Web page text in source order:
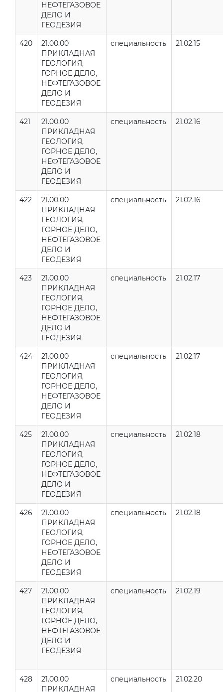
НЕФТЕГАЗОВОЕ
ДЕЛО И
ГЕОДЕЗИЯ
420
21.00.00
ПРИКЛАДНАЯ
ГЕОЛОГИЯ,
ГОРНОЕ ДЕЛО,
НЕФТЕГАЗОВОЕ
ДЕЛО И
ГЕОДЕЗИЯ
специальность 21.02.15
421
21.00.00
ПРИКЛАДНАЯ
ГЕОЛОГИЯ,
ГОРНОЕ ДЕЛО,
НЕФТЕГАЗОВОЕ
ДЕЛО И
ГЕОДЕЗИЯ
специальность 21.02.16
422
21.00.00
ПРИКЛАДНАЯ
ГЕОЛОГИЯ,
ГОРНОЕ ДЕЛО,
НЕФТЕГАЗОВОЕ
ДЕЛО И
ГЕОДЕЗИЯ
специальность 21.02.16
423
21.00.00
ПРИКЛАДНАЯ
ГЕОЛОГИЯ,
ГОРНОЕ ДЕЛО,
НЕФТЕГАЗОВОЕ
ДЕЛО И
ГЕОДЕЗИЯ
специальность 21.02.17
424
21.00.00
ПРИКЛАДНАЯ
ГЕОЛОГИЯ,
ГОРНОЕ ДЕЛО,
НЕФТЕГАЗОВОЕ
ДЕЛО И
ГЕОДЕЗИЯ
специальность 21.02.17
425
21.00.00
ПРИКЛАДНАЯ
ГЕОЛОГИЯ,
ГОРНОЕ ДЕЛО,
НЕФТЕГАЗОВОЕ
ДЕЛО И
ГЕОДЕЗИЯ
специальность 21.02.18
426
21.00.00
ПРИКЛАДНАЯ
ГЕОЛОГИЯ,
ГОРНОЕ ДЕЛО,
НЕФТЕГАЗОВОЕ
ДЕЛО И
ГЕОДЕЗИЯ
специальность 21.02.18
427
21.00.00
ПРИКЛАДНАЯ
ГЕОЛОГИЯ,
ГОРНОЕ ДЕЛО,
НЕФТЕГАЗОВОЕ
ДЕЛО И
ГЕОДЕЗИЯ
специальность 21.02.19
428
21.00.00
ПРИКЛАДНАЯ
специальность 21.02.20